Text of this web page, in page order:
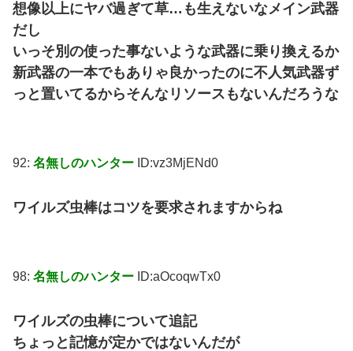
想像以上にヤバ過ぎて草…も生えないなメイン武器
だし
いっそ別の使った事ないような武器に乗り換えるか
新武器の一本でもありゃ良かったのに不人気武器ず
っと置いてるからそんなリソースもないんだろうな
92: 名無しのハンター ID:vz3MjENd0
ワイルズ虫棒はコツを要求されますからね
98: 名無しのハンター ID:aOcoqwTx0
ワイルズの虫棒について追記
ちょっと記憶が定かではないんだが